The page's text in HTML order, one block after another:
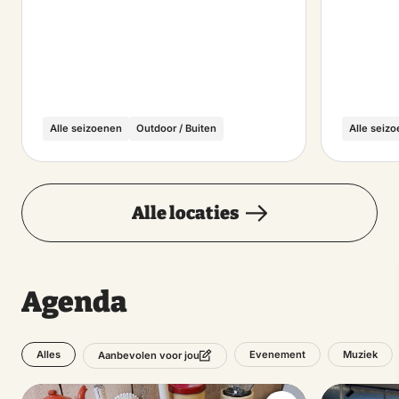
Alle seizoenen Outdoor / Buiten Alle
Alle locaties
Agenda
Alles Aanbevolen voor jou Evenement Muziek